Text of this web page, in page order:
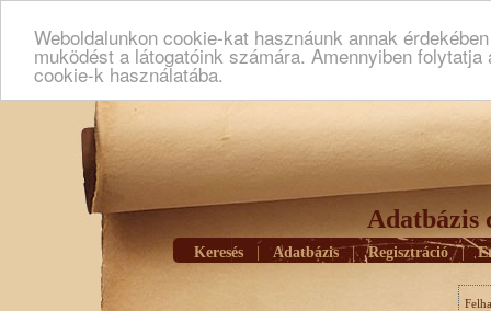
Weboldalunkon cookie-kat hasznáunk annak
muködést a látogatóink számára. Amennyiben
cookie-k használatába.
Adatbázis
Keresés Adatbázis | Regisztráció |